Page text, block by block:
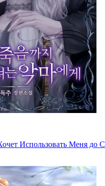
Использовать Меня до